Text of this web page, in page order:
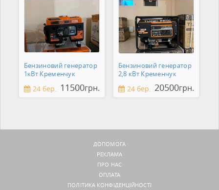
Бензиновий генератор
1кВт Кременчук
24 бер. 11500грн.
Бензиновий генератор
2,8 кВт Кременчук
24 бер. 20500грн.
ДОПОМОГА
РЕКЛАМА
ПРО НАС
ОПЛАТА
ПОЛІТИКА КОНФІДЕНЦІЙНОСТІ